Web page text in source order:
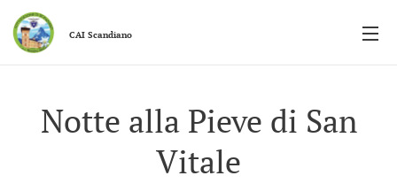
CAI Scandiano
Notte alla Pieve di San
Vitale